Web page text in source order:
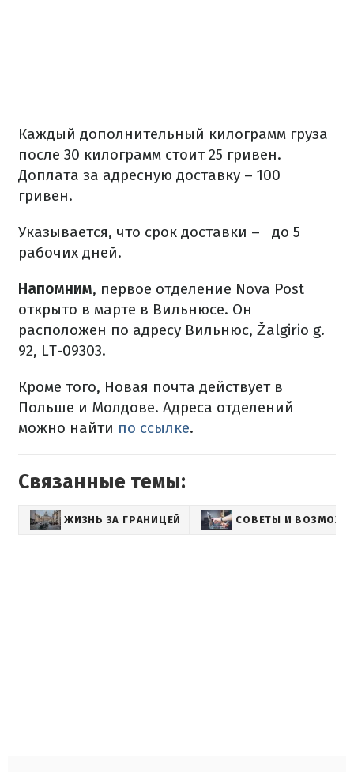
Каждый дополнительный килограмм груза
после 30 килограмм стоит 25 гривен.
Доплата за адресную доставку – 100
гривен.
Указывается, что срок доставки –
до 5
рабочих дней.
Напомним, первое отделение Nova Post
открыто в марте в Вильнюсе. Он
расположен по адресу Вильнюс, Žalgirio g.
92, LT-09303.
Кроме того, Новая почта действует в
Польше и Молдове. Адреса отделений
можно найти по ссылке.
Связанные темы:
ЖИЗНЬ ЗА ГРАНИЦЕЙ СОВЕТЫ И